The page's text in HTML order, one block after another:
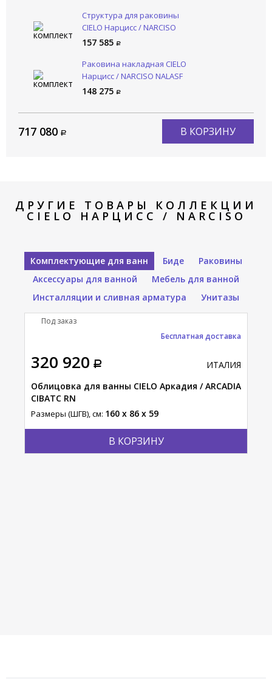
Структура для раковины
CIELO Нарцисс / NARCISO
NAST NM
157 585
Раковина накладная CIELO
Нарцисс / NARCISO NALASF
MU
148 275
717 080 В КОРЗИНУ
ДРУГИЕ ТОВАРЫ КОЛЛЕКЦИИ
CIELO НАРЦИСС / NARCISO
Комплектующие для ванн Биде
Раковины
Аксессуары для ванной
Мебель для ванной
Инсталляции и сливная арматура
Унитазы
320 920
В КОРЗИНУ
ИТАЛИЯ
Облицовка для ванны CIELO Аркадия / ARCADIA
CIBATC RN
Размеры (ШГВ), см: 160 x 86 x 59
Под заказ
Бесплатная доставка